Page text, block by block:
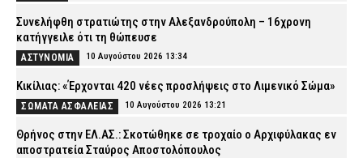
Συνελήφθη στρατιώτης στην Αλεξανδρούπολη – 16χρονη
κατήγγειλε ότι τη θώπευσε
ΑΣΤΥΝΟΜΙΑ 10 Αυγούστου 2026 13:34
Κικίλιας: «Έρχονται 420 νέες προσλήψεις στο Λιμενικό Σώμα»
ΣΩΜΑΤΑ ΑΣΦΑΛΕΙΑΣ 10 Αυγούστου 2026 13:21
Θρήνος στην ΕΛ.ΑΣ.: Σκοτώθηκε σε τροχαίο ο Αρχιφύλακας εν
αποστρατεία Σταύρος Αποστολόπουλος